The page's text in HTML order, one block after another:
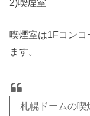
喫煙室は1Fコンコ
ます。
札幌ドームの喫